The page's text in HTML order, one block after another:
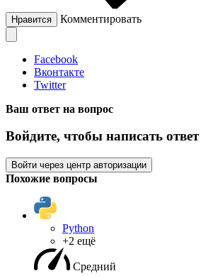
Нравится Комментировать
Facebook
Вконтакте
Twitter
Ваш ответ на вопрос
Войдите, чтобы написать ответ
Войти через центр авторизации
Похожие вопросы
Python
+2 ещё
Средний